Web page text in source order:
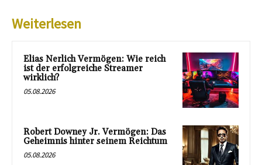
Weiterlesen
Elias Nerlich Vermögen: Wie reich
ist der erfolgreiche Streamer
wirklich?
05.08.2026
Robert Downey Jr. Vermögen: Das
Geheimnis hinter seinem Reichtum
05.08.2026